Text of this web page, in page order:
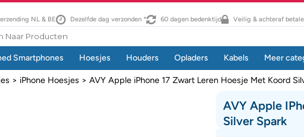
NL & BE Dezelfde dag verzonden * 60 dagen bedenktijd Veilig & achteraf
Smartphones Hoesjes Houders Opladers Kabels Meer
> iPhone Hoesjes > AVY Apple iPhone 17 Zwart Leren Hoesje Met Koord
AVY Apple
Silver Spark